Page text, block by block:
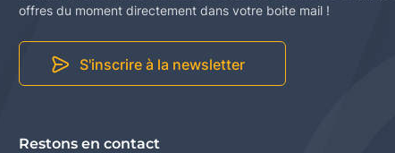
offres du moment directement dans votre boite mail !
S'inscrire à la newsletter
Restons en contact